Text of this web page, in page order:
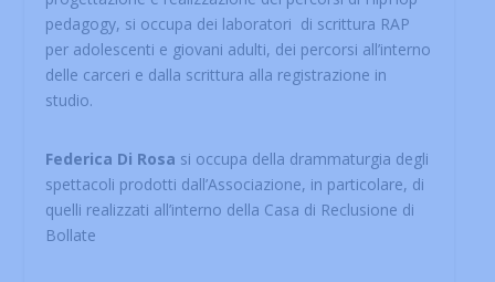
pedagogy, si occupa dei laboratori di scrittura RAP
per adolescenti e giovani adulti, dei percorsi all’interno
delle carceri e dalla scrittura alla registrazione in
studio.
Federica Di Rosa si occupa della drammaturgia degli
spettacoli prodotti dall’Associazione, in particolare, di
quelli realizzati all’interno della Casa di Reclusione di
Bollate